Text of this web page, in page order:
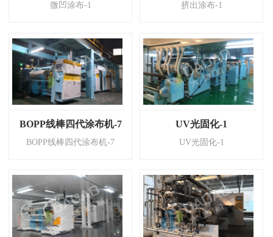
微凹涂布-1 挤出涂布-1
BOPP线棒四代涂布机-7
BOPP线棒四代涂布机-7
UV光固化-1
UV光固化-1